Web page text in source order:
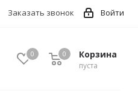
Войти
Заказать звонок
0 Корзина
пуста
0